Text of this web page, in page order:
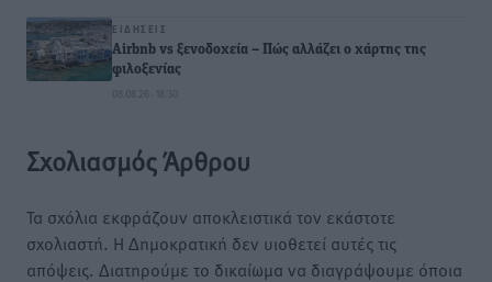
ΕΙΔΉΣΕΙΣ
Airbnb vs ξενοδοχεία – Πώς αλλάζει ο χάρτης της
φιλοξενίας
08.08.26 · 18:30
Σχολιασμός Άρθρου
Τα σχόλια εκφράζουν αποκλειστικά τον εκάστοτε
σχολιαστή. Η Δημοκρατική δεν υιοθετεί αυτές τις
απόψεις. Διατηρούμε το δικαίωμα να διαγράψουμε όποια